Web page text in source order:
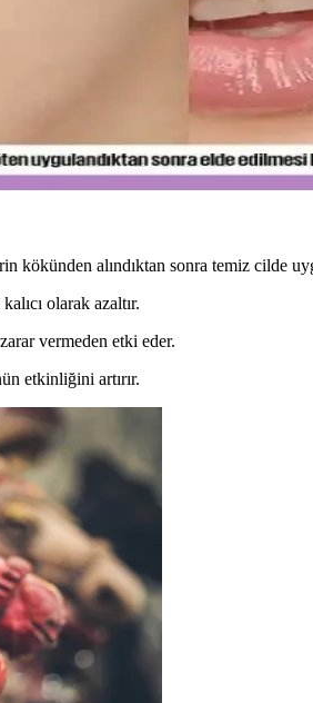
ve Koruyucu Ürünler
güçlendirir, düzenli kullanım sağlıklı
İçin En İyi Seçenekler ve
gün boyu tazelik sağlar. Cilt tipine
alındıktan sonra temiz cilde
olarak azaltır.
vermeden etki eder.
etkinliğini artırır.